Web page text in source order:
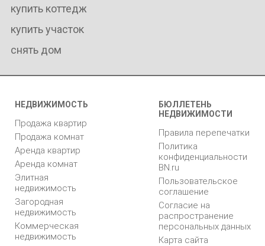
купить коттедж
купить участок
снять дом
НЕДВИЖИМОСТЬ
Продажа квартир
Продажа комнат
Аренда квартир
Аренда комнат
Элитная
недвижимость
Загородная
недвижимость
Коммерческая
недвижимость
БЮЛЛЕТЕНЬ
НЕДВИЖИМОСТИ
Правила перепечатки
Политика
конфиденциальности
BN.ru
Пользовательское
соглашение
Согласие на
распространение
персональных данных
Карта сайта